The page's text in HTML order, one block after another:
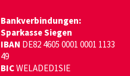
Bankverbindungen:
Sparkasse Siegen
IBAN DE82 4605 0001 0001 1133
49
BICWELADED1SIE